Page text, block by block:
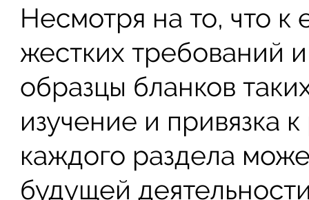
Несмотря на то, что к
жестких требований
образцы бланков
изучение и привязка
каждого раздела
будущей